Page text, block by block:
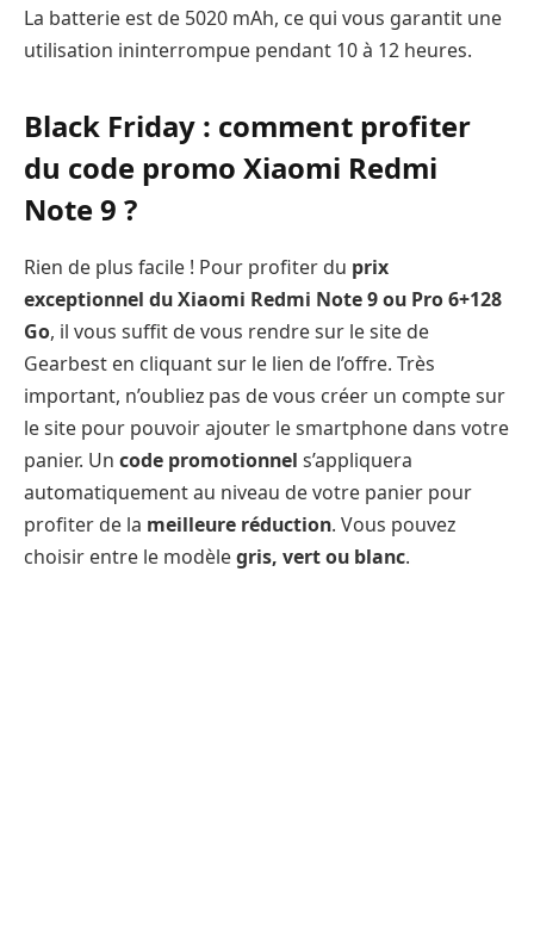
La batterie est de 5020 mAh, ce qui vous garantit une
utilisation ininterrompue pendant 10 à 12 heures.
Black Friday : comment profiter
du code promo Xiaomi Redmi
Note 9 ?
Rien de plus facile ! Pour profiter du prix
exceptionnel du Xiaomi Redmi Note 9 ou Pro 6+128
Go, il vous suffit de vous rendre sur le site de
Gearbest en cliquant sur le lien de l’offre. Très
important, n’oubliez pas de vous créer un compte sur
le site pour pouvoir ajouter le smartphone dans votre
panier. Un code promotionnel s’appliquera
automatiquement au niveau de votre panier pour
profiter de la meilleure réduction. Vous pouvez
choisir entre le modèlegris, vert ou blanc.